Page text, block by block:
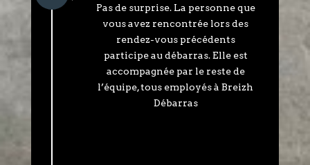
Pas de surprise. La personne que
vous avez rencontrée lors des
rendez-vous précédents
participe au débarras. Elle est
accompagnée par le reste de
l’équipe, tous employés à Breizh
Débarras